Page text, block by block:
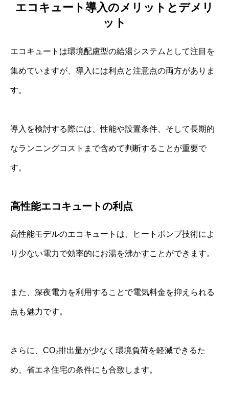
エコキュート導入のメリットとデメリ
ット
エコキュートは環境配慮型の給湯システムとして注目を
集めていますが、導入には利点と注意点の両方がありま
す。
導入を検討する際には、性能や設置条件、そして長期的
なランニングコストまで含めて判断することが重要で
す。
高性能エコキュートの利点
高性能モデルのエコキュートは、ヒートポンプ技術によ
り少ない電力で効率的にお湯を沸かすことができます。
また、深夜電力を利用することで電気料金を抑えられる
点も魅力です。
さらに、CO₂排出量が少なく環境負荷を軽減できるた
め、省エネ住宅の条件にも合致します。